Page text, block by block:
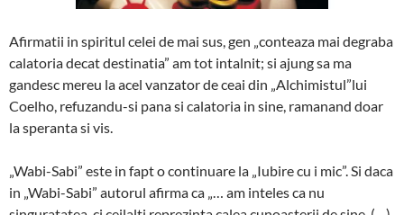
Afirmatii in spiritul celei de mai sus, gen „conteaza mai degraba
calatoria decat destinatia” am tot intalnit; si ajung sa ma
gandesc mereu la acel vanzator de ceai din „Alchimistul”lui
Coelho, refuzandu-si pana si calatoria in sine, ramanand doar
la speranta si vis.
„Wabi-Sabi” este in fapt o continuare la „Iubire cu i mic”. Si daca
in „Wabi-Sabi” autorul afirma ca „… am inteles ca nu